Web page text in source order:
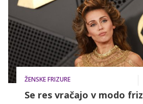
ŽENSKE FRIZURE
Se res vračajo v modo